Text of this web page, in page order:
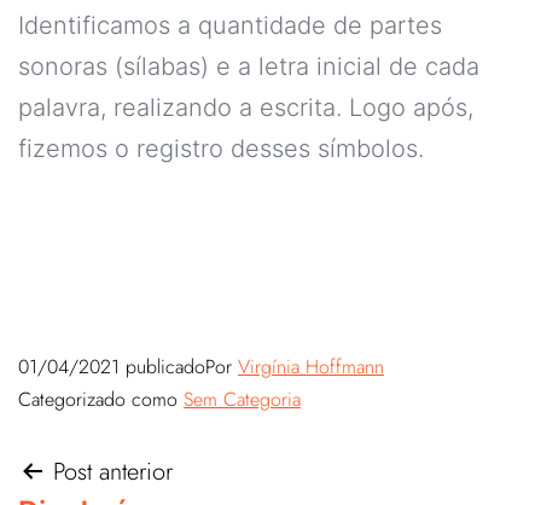
Identificamos a quantidade de partes
sonoras (sílabas) e a letra inicial de cada
palavra, realizando a escrita. Logo após,
fizemos o registro desses símbolos.
01/04/2021 publicadoPor Virgínia Hoffmann
Categorizado como Sem Categoria
Post anterior